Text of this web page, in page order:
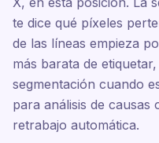
te dice qué píxeles
de las líneas empieza
más barata de
segmentación cuando
para análisis de causas
retrabajo automática.